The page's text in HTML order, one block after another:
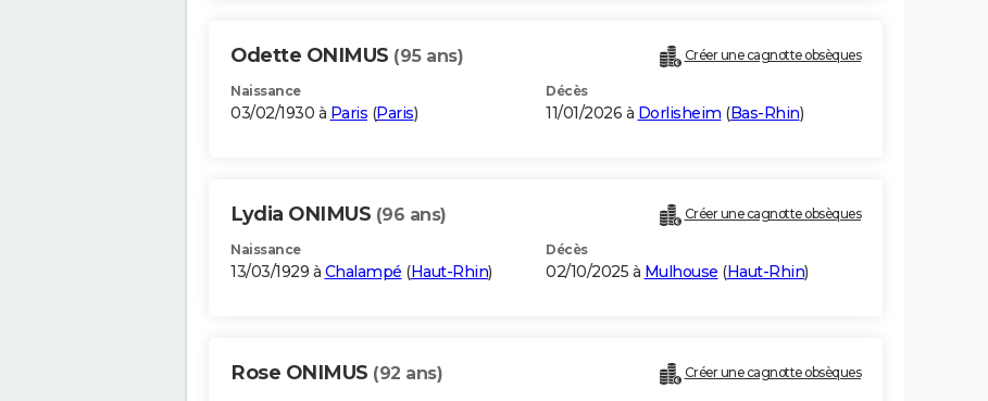
Odette ONIMUS (95 ans) Créer une cagnotte obsèques
Naissance
03/02/1930 à Paris (Paris)
Décès
11/01/2026 à Dorlisheim (Bas-Rhin)
Lydia ONIMUS (96 ans) Créer une cagnotte obsèques
Naissance
13/03/1929 à Chalampé (Haut-Rhin)
Décès
02/10/2025 à Mulhouse (Haut-Rhin)
Rose ONIMUS (92 ans) Créer une cagnotte obsèques